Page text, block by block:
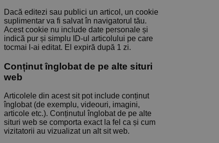
Dacă editezi sau publici un articol, un cookie
suplimentar va fi salvat în navigatorul tău.
Acest cookie nu include date personale și
indică pur și simplu ID-ul articolului pe care
tocmai l-ai editat. El expiră după 1 zi.
Conținut înglobat de pe alte situri
web
Articolele din acest sit pot include conținut
înglobat (de exemplu, videouri, imagini,
articole etc.). Conținutul înglobat de pe alte
situri web se comporta exact la fel ca și cum
vizitatorii au vizualizat un alt sit web.